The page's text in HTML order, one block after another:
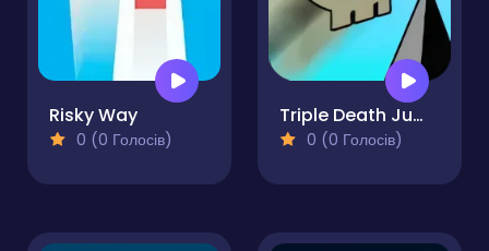
Risky Way
0 (0 Голосів)
Triple Death Jump
0 (0 Голосів)